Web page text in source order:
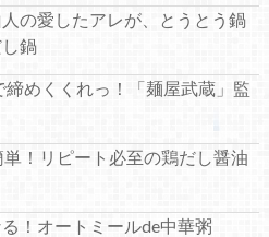
の愛したアレが、とうとう鍋
鍋
めくくれっ！「麺屋武蔵」監
！リピート必至の鶏だし醤油
！オートミールde中華粥